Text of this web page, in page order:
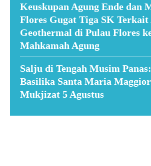
Keuskupan Agung Ende dan
Flores Gugat Tiga SK
Geothermal di Pulau Flores
Mahkamah Agung
Salju di Tengah Musim
Basilika Santa Maria
Mukjizat 5 Agustus